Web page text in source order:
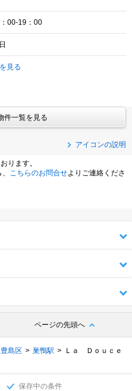
00-19：00
見る
件一覧を見る
アイコンの説明
ります。
こちらのお問合せよりご連絡くださ
ページの先頭へ
豊島区 巣鴨駅
Ｌａ Ｄｏｕｃｅ
保存中の条件